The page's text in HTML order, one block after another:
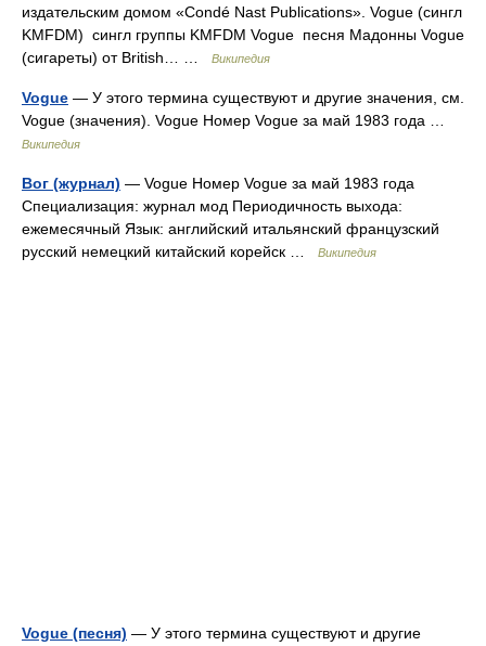
издательским домом «Condé Nast Publications». Vogue (сингл
KMFDM) сингл группы KMFDM Vogue песня Мадонны Vogue
(сигареты) от British… …
Википедия
Vogue — У этого термина существуют и другие значения, см.
Vogue (значения). Vogue Номер Vogue за май 1983 года …
Википедия
Вог (журнал) — Vogue Номер Vogue за май 1983 года
Специализация: журнал мод Периодичность выхода:
ежемесячный Язык: английский итальянский французский
русский немецкий китайский корейск …
Википедия
Vogue (песня) — У этого термина существуют и другие